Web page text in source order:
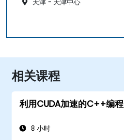
天津 - 天津中心
相关课程
利用CUDA加速的C++编程
8 小时